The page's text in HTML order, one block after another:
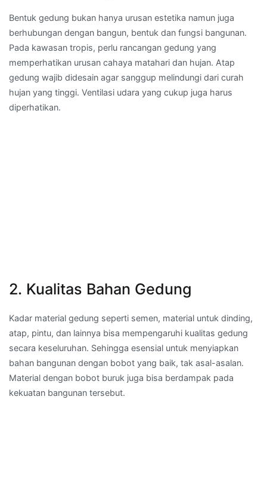
Bentuk gedung bukan hanya urusan estetika namun juga
berhubungan dengan bangun, bentuk dan fungsi bangunan.
Pada kawasan tropis, perlu rancangan gedung yang
memperhatikan urusan cahaya matahari dan hujan. Atap
gedung wajib didesain agar sanggup melindungi dari curah
hujan yang tinggi. Ventilasi udara yang cukup juga harus
diperhatikan.
2. Kualitas Bahan Gedung
Kadar material gedung seperti semen, material untuk dinding,
atap, pintu, dan lainnya bisa mempengaruhi kualitas gedung
secara keseluruhan. Sehingga esensial untuk menyiapkan
bahan bangunan dengan bobot yang baik, tak asal-asalan.
Material dengan bobot buruk juga bisa berdampak pada
kekuatan bangunan tersebut.